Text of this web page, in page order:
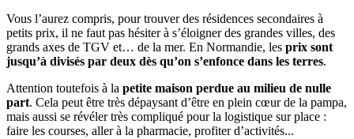
Vous l’aurez compris, pour trouver des résidences secondaires à
petits prix, il ne faut pas hésiter à s’éloigner des grandes villes, des
grands axes de TGV et… de la mer. En Normandie, les prix sont
jusqu’à divisés par deux dès qu’on s’enfonce dans les terres.
Attention toutefois à la petite maison perdue au milieu de nulle
part. Cela peut être très dépaysant d’être en plein cœur de la pampa,
mais aussi se révéler très compliqué pour la logistique sur place :
faire les courses, aller à la pharmacie, profiter d’activités...